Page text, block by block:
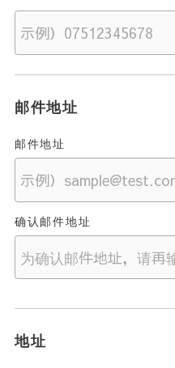
邮件地址
邮件地址
确认邮件地址
地址